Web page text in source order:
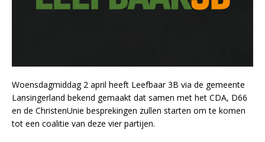
Woensdagmiddag 2 april heeft Leefbaar 3B via de gemeente
Lansingerland bekend gemaakt dat samen met het CDA, D66
en de ChristenUnie besprekingen zullen starten om te komen
tot een coalitie van deze vier partijen.